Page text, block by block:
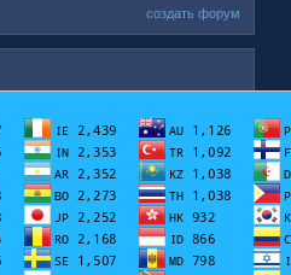
создать форум